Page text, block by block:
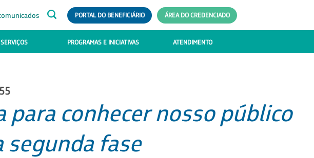
PORTAL DO BENEFICIÁRIO ÁREA DO CREDENCIADO
SERVIÇOS PROGRAMAS E INICIATIVAS ATENDIMENTO
para conhecer nosso público
fase